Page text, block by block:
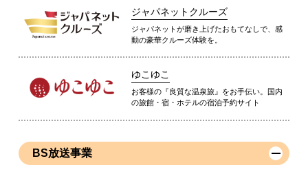
ジャパネットクルーズ
ジャパネットが磨き上げたおもてなしで、感
動の豪華クルーズ体験を。
ゆこゆこ
お客様の『良質な温泉旅』をお手伝い。国内
の旅館・宿・ホテルの宿泊予約サイト
BS放送事業